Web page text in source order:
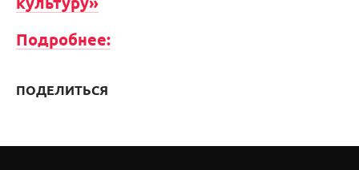
культуру»
Подробнее:
ПОДЕЛИТЬСЯ